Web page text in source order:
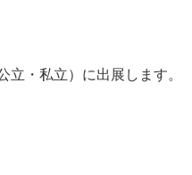
・私立）に出展します。